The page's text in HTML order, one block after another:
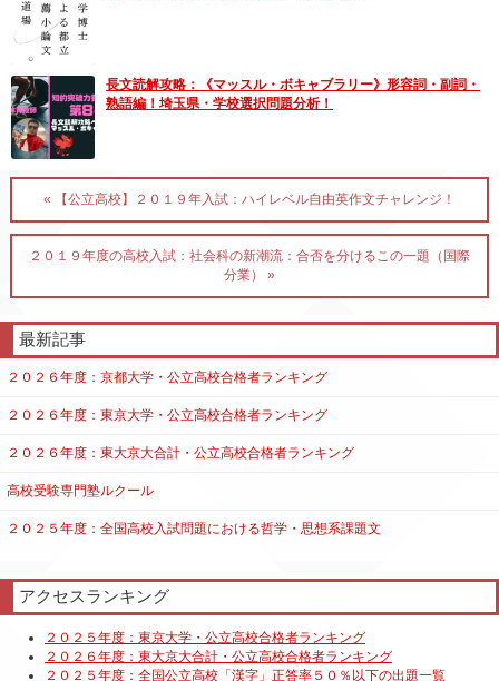
長文読解攻略：《マッスル・ボキャブラリー》形容詞・副詞・
熟語編！埼玉県・学校選択問題分析！
« 【公立高校】２０１９年入試：ハイレベル自由英作文チャレンジ！
２０１９年度の高校入試：社会科の新潮流：合否を分けるこの一題（国際
分業） »
最新記事
２０２６年度：京都大学・公立高校合格者ランキング
２０２６年度：東京大学・公立高校合格者ランキング
２０２６年度：東大京大合計・公立高校合格者ランキング
高校受験専門塾ルクール
２０２５年度：全国高校入試問題における哲学・思想系課題文
アクセスランキング